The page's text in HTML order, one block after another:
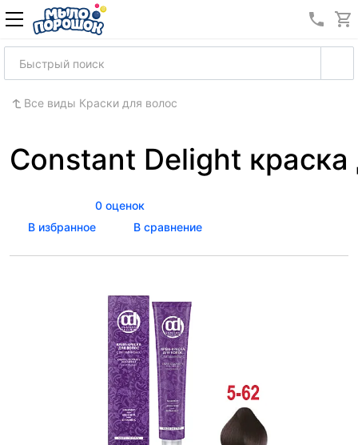
8
Все виды Краски для волос
Constant Delight
0 оценок
В избранное
В сравнение